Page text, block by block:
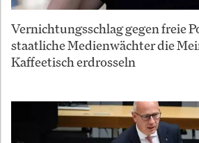
Vernichtungsschlag gegen freie
staatliche Medienwächter die
Kaffeetisch erdrosseln